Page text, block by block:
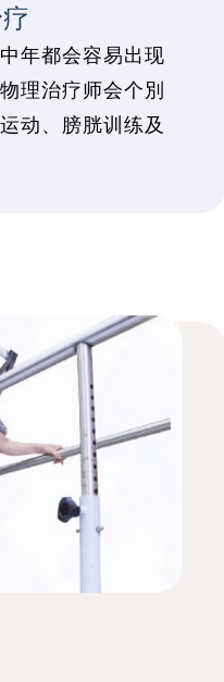
年都会容易出现
理治疗师会个別
动、膀胱训练及